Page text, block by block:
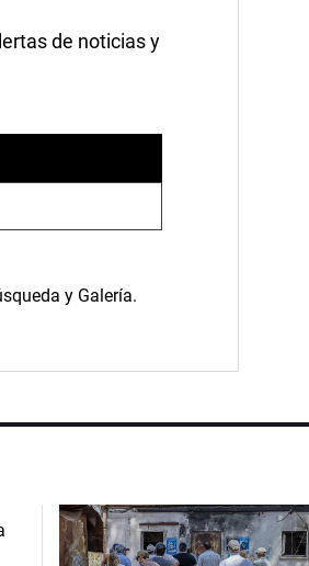
de noticias y
y Galería.